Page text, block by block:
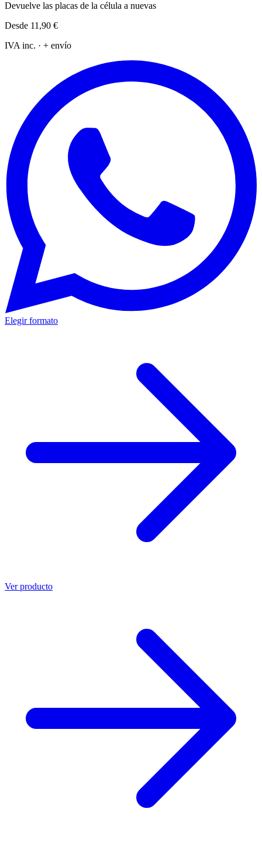
Devuelve las placas de la célula a nuevas
Desde 11,90 €
IVA inc. · + envío
Elegir formato
Ver producto